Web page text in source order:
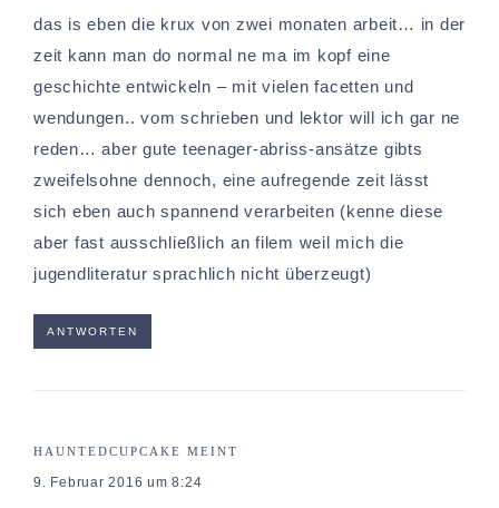
das is eben die krux von zwei monaten arbeit… in der
zeit kann man do normal ne ma im kopf eine
geschichte entwickeln – mit vielen facetten und
wendungen.. vom schrieben und lektor will ich gar ne
reden… aber gute teenager-abriss-ansätze gibts
zweifelsohne dennoch, eine aufregende zeit lässt
sich eben auch spannend verarbeiten (kenne diese
aber fast ausschließlich an filem weil mich die
jugendliteratur sprachlich nicht überzeugt)
ANTWORTEN
HAUNTEDCUPCAKE MEINT
9. Februar 2016 um 8:24